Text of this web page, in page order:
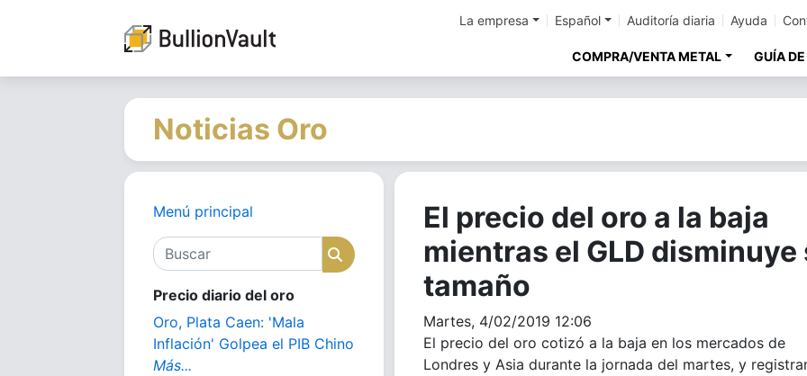
La empresa Español Auditoría diaria Ayuda
COMPRA/VENTA METAL GUÍA
Noticias Oro
Menú principal
Buscar
Buscar
Precio diario del oro
Oro, Plata Caen: 'Mala
Inflación' Golpea el PIB Chino
Más...
El precio del oro a la baja
mientras el GLD disminuye
tamaño
Martes, 4/02/2019 12:06
El precio del oro cotizó a la baja en los mercados de
Londres y Asia durante la jornada del martes, y